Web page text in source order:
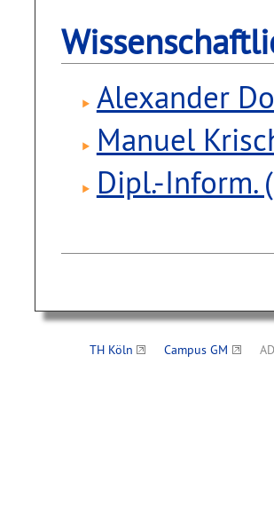
Alexander
Manuel
Dipl.-Inform.
TH Köln Campus GM